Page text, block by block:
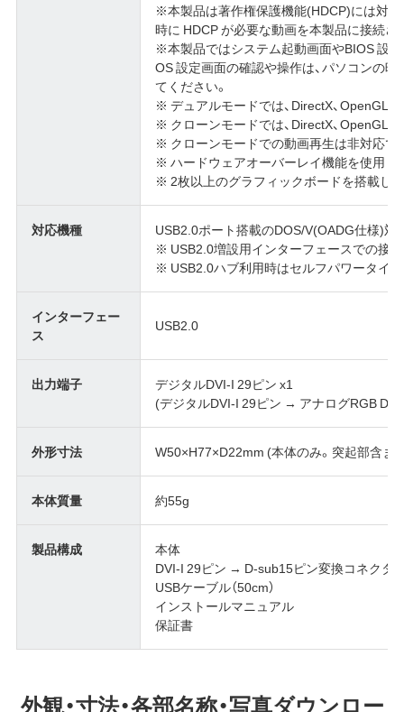
※本製品は著作権保護機能(HDCP)には対応
時に HDCP が必要な動画を本製品に接続
※本製品ではシステム起動画面やBIOS 設
OS 設定画面の確認や操作は、パソコンの
てください。
※ デュアルモードでは、DirectX、OpenGL
※ クローンモードでは、DirectX、OpenGL
※ クローンモードでの動画再生は非対応で
※ ハードウェアオーバーレイ機能を使用し
※ 2枚以上のグラフィックボードを搭載し
対応機種
USB2.0ポート搭載のDOS/V(OADG仕様)対
※ USB2.0増設用インターフェースでの接
※ USB2.0ハブ利用時はセルフパワータイ
インターフェー
ス
USB2.0
出力端子
デジタルDVI-I 29ピン x1
(デジタルDVI-I 29ピン → アナログRGB D-
外形寸法 W50×H77×D22mm (本体のみ。突起部含ま
本体質量 約55g
製品構成
本体
DVI-I 29ピン → D-sub15ピン変換コネクタ
USBケーブル（50cm）
インストールマニュアル
保証書
外観・寸法・各部名称・写真ダウンロー